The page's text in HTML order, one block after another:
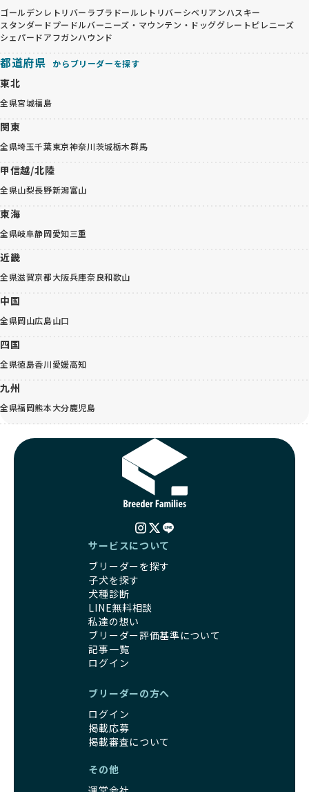
ゴールデンレトリバー ラブラドールレトリバーシベリアンハスキー
スタンダードプードルバーニーズ・マウンテン・ドッググレートピレニーズ
シェパードアフガンハウンド
都道府県 からブリーダーを探す
東北
全県宮城福島
関東
全県埼玉千葉東京神奈川茨城栃木群馬
甲信越/北陸
全県山梨長野新潟富山
東海
全県岐阜静岡愛知三重
近畿
全県滋賀京都大阪兵庫奈良和歌山
中国
全県岡山広島山口
四国
全県徳島香川愛媛高知
九州
全県福岡熊本大分鹿児島
サービスについて
ブリーダーを探す
子犬を探す
犬種診断
LINE無料相談
私達の想い
ブリーダー評価基準について
記事一覧
ログイン
ブリーダーの方へ
ログイン
掲載応募
掲載審査について
その他